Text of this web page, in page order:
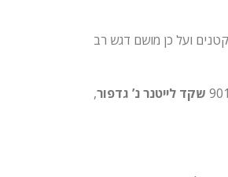
ועל כן מושם דגש רב
שקד לייטנר נ’ גדפור,